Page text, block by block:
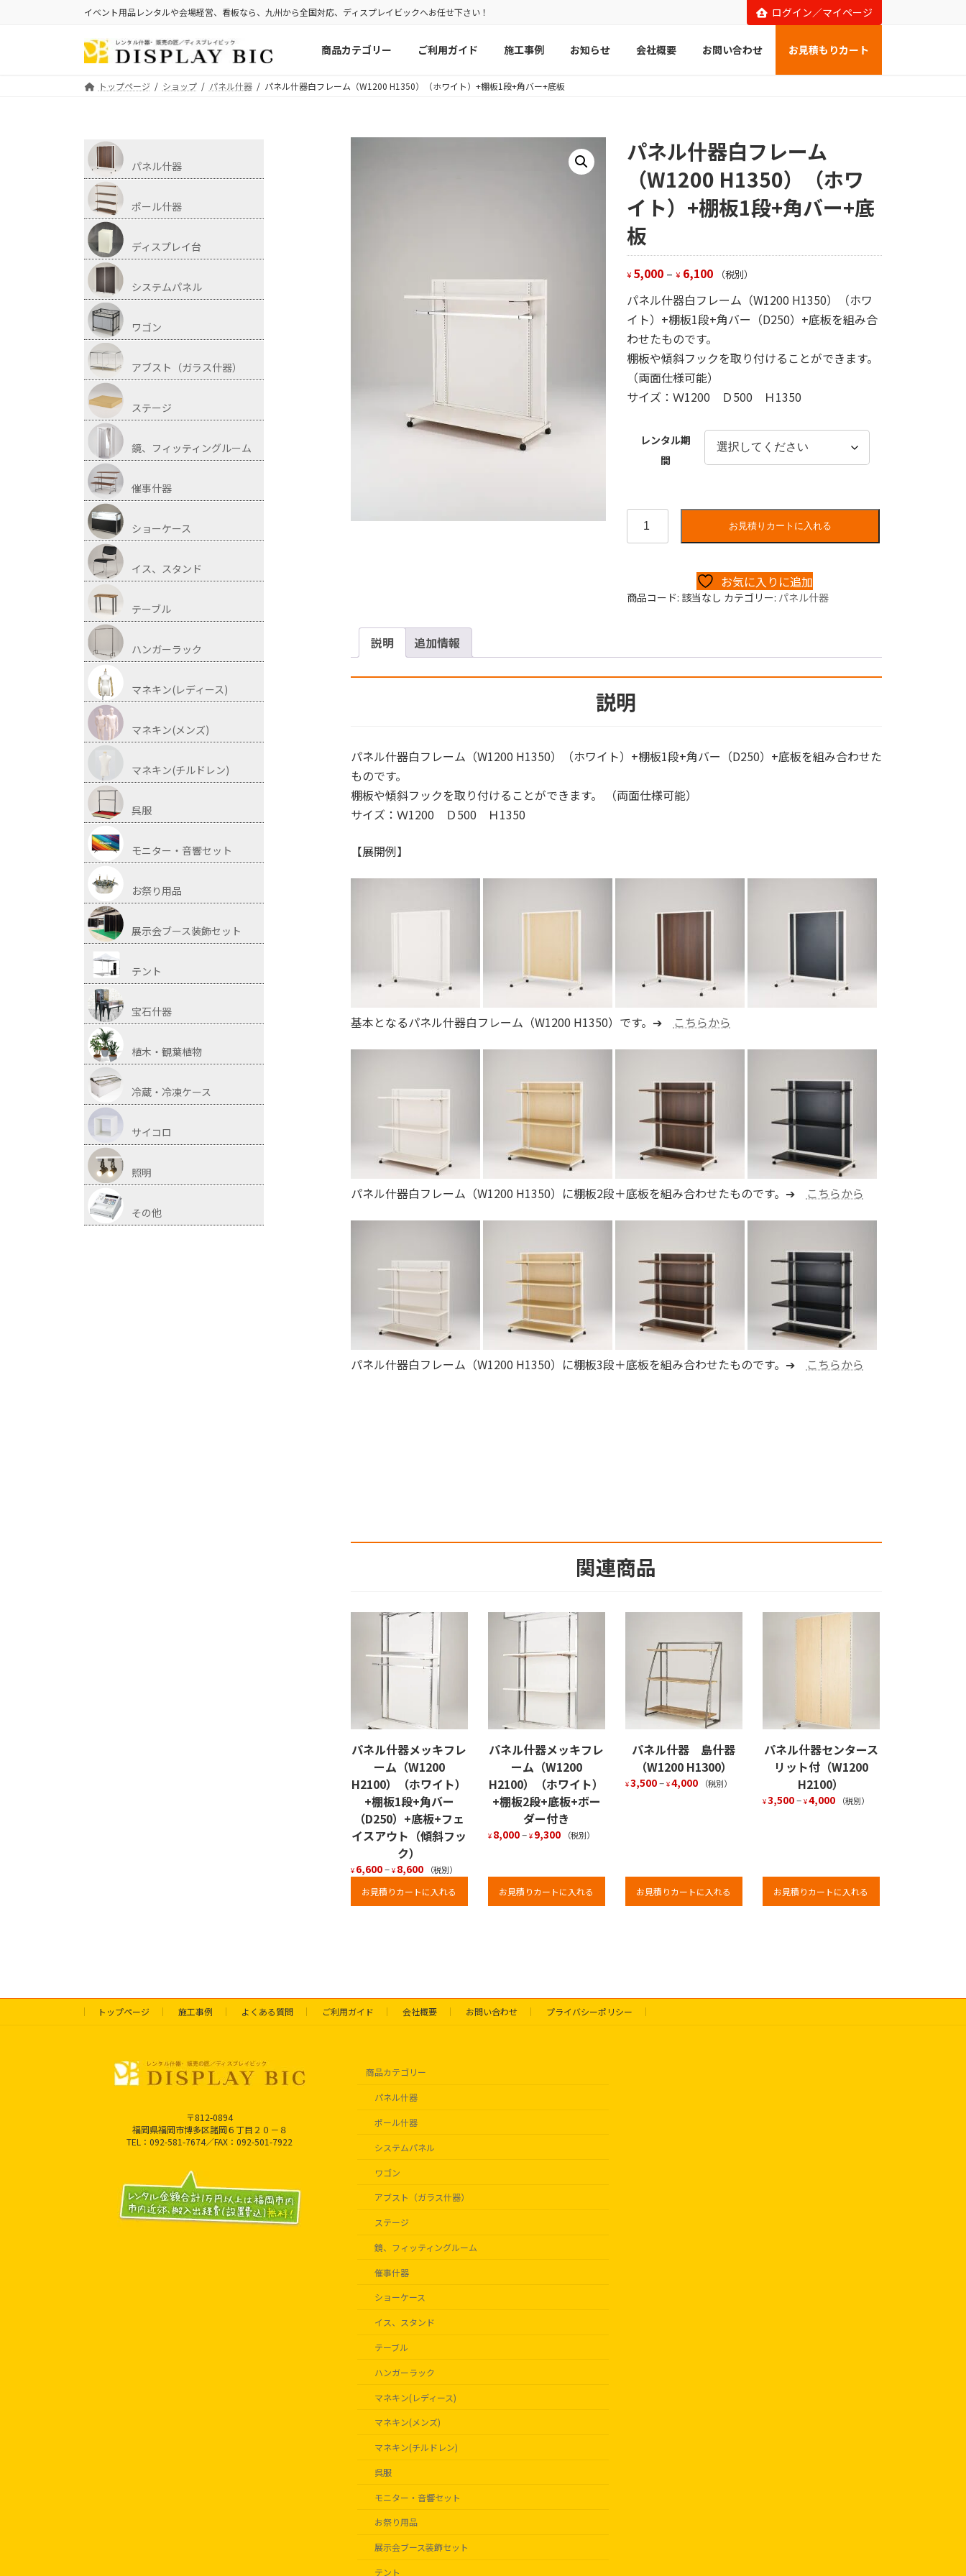
イベント用品レンタルや会場経営、看板なら、九州から全国対応、ディスプレイビックへお任せ下さい！ ログイン／マイページ
商品カテゴリー ご利用ガイド 施工事例 お知らせ 会社概要 お問い合わせ お見積もりカート
トップページ ショップ パネル什器 パネル什器白フレーム（W1200 H1350）（ホワイト）+棚板1段+角バー+底板
パネル什器白フレーム
（W1200 H1350）（ホワ
イト）+棚板1段+角バー+底
板
¥ 5,000 –¥ 6,100 （税別）
パネル什器白フレーム（W1200 H1350）（ホワ
イト）+棚板1段+角バー（D250）+底板を組み合
わせたものです。
棚板や傾斜フックを取り付けることができます。
（両面仕様可能）
サイズ：Ｗ1200 Ｄ500 Ｈ1350
レンタル期
間
お見積りカートに入れる
お気に入りに追加
商品コード: 該当なし カテゴリー: パネル什器
説明 追加情報
説明
パネル什器白フレーム（W1200 H1350）（ホワイト）+棚板1段+角バー（D250）+底板を組み合わせた
ものです。
棚板や傾斜フックを取り付けることができます。 （両面仕様可能）
サイズ：Ｗ1200 Ｄ500 Ｈ1350
【展開例】
基本となるパネル什器白フレーム（W1200 H1350）です。➔ こちらから
パネル什器白フレーム（W1200 H1350）に棚板2段＋底板を組み合わせたものです。➔ こちらから
パネル什器白フレーム（W1200 H1350）に棚板3段＋底板を組み合わせたものです。➔ こちらから
関連商品
パネル什器メッキフレ
ーム（W1200
H2100）（ホワイト）
+棚板1段+角バー
（D250）+底板+フェ
イスアウト（傾斜フッ
ク）
¥ 6,600– ¥ 8,600 （税別）
お見積りカートに入れる
パネル什器メッキフレ
ーム（W1200
H2100）（ホワイト）
+棚板2段+底板+ボー
ダー付き
¥ 8,000– ¥ 9,300 （税別）
お見積りカートに入れる
パネル什器 島什器
（W1200 H1300）
¥3,500– ¥4,000 （税別）
お見積りカートに入れる
パネル什器センタース
リット付（W1200
H2100）
¥3,500– ¥4,000 （税別）
お見積りカートに入れる
パネル什器
ポール什器
ディスプレイ台
システムパネル
ワゴン
アブスト（ガラス什器）
ステージ
鏡、フィッティングルーム
催事什器
ショーケース
イス、スタンド
テーブル
ハンガーラック
マネキン(レディース)
マネキン(メンズ)
マネキン(チルドレン)
呉服
モニター・音響セット
お祭り用品
展示会ブース装飾セット
テント
宝石什器
植木・観葉植物
冷蔵・冷凍ケース
サイコロ
照明
その他
トップページ 施工事例 よくある質問 ご利用ガイド 会社概要 お問い合わせ プライバシーポリシー
〒812-0894
福岡県福岡市博多区諸岡６丁目２０－８
TEL：092-581-7674／FAX：092-501-7922
商品カテゴリー
パネル什器
ポール什器
システムパネル
ワゴン
アブスト（ガラス什器）
ステージ
鏡、フィッティングルーム
催事什器
ショーケース
イス、スタンド
テーブル
ハンガーラック
マネキン(レディース)
マネキン(メンズ)
マネキン(チルドレン)
呉服
モニター・音響セット
お祭り用品
展示会ブース装飾セット
テント